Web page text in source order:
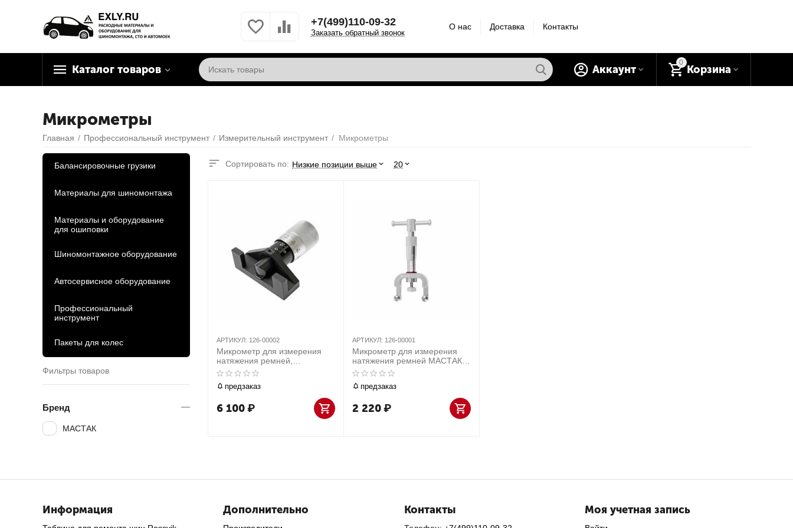
+7(499)110-09-32
Заказать обратный звонок
О нас Доставка Контакты
Каталог товаров
0
Корзина
Аккаунт
Микрометры
Главная / Профессиональный инструмент / Измерительный инструмент / Микрометры
Сортировать по: Низкие позиции выше 20
АРТИКУЛ: 126-00002
Микрометр для измерения
натяжения ремней,
универсальный МАСТАК 126-
00002
предзаказ
6 100₽
АРТИКУЛ: 126-00001
Микрометр для измерения
натяжения ремней МАСТАК
126-00001
предзаказ
2 220₽
Балансировочные грузики
Материалы для шиномонтажа
Материалы и оборудование
для ошиповки
Шиномонтажное оборудование
Автосервисное оборудование
Профессиональный
инструмент
Пакеты для колес
Фильтры товаров
Бренд
МАСТАК
Информация Дополнительно Контакты Моя учетная запись